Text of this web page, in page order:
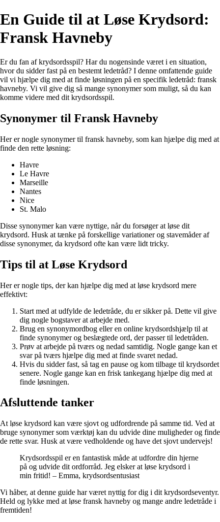
En Guide til at Løse Krydsord:
Fransk Havneby
Er du fan af krydsordsspil? Har du nogensinde været i en situation,
hvor du sidder fast på en bestemt ledetråd? I denne omfattende guide
vil vi hjælpe dig med at finde løsningen på en specifik ledetråd: fransk
havneby. Vi vil give dig så mange synonymer som muligt, så du kan
komme videre med dit krydsordsspil.
Synonymer til Fransk Havneby
Her er nogle synonymer til fransk havneby, som kan hjælpe dig med at
finde den rette løsning:
Havre
Le Havre
Marseille
Nantes
Nice
St. Malo
Disse synonymer kan være nyttige, når du forsøger at løse dit
krydsord. Husk at tænke på forskellige variationer og stavemåder af
disse synonymer, da krydsord ofte kan være lidt tricky.
Tips til at Løse Krydsord
Her er nogle tips, der kan hjælpe dig med at løse krydsord mere
effektivt:
Start med at udfylde de ledetråde, du er sikker på. Dette vil give
dig nogle bogstaver at arbejde med.
Brug en synonymordbog eller en online krydsordshjælp til at
finde synonymer og beslægtede ord, der passer til ledetråden.
Prøv at arbejde på tværs og nedad samtidig. Nogle gange kan et
svar på tværs hjælpe dig med at finde svaret nedad.
Hvis du sidder fast, så tag en pause og kom tilbage til krydsordet
senere. Nogle gange kan en frisk tankegang hjælpe dig med at
finde løsningen.
Afsluttende tanker
At løse krydsord kan være sjovt og udfordrende på samme tid. Ved at
bruge synonymer som værktøj kan du udvide dine muligheder og finde
de rette svar. Husk at være vedholdende og have det sjovt undervejs!
Krydsordsspil er en fantastisk måde at udfordre din hjerne
på og udvide dit ordforråd. Jeg elsker at løse krydsord i
min fritid! – Emma, krydsordsentusiast
Vi håber, at denne guide har været nyttig for dig i dit krydsordseventyr.
Held og lykke med at løse fransk havneby og mange andre ledetråde i
fremtiden!